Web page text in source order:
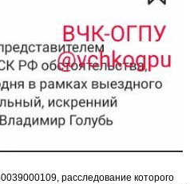
расследование которого